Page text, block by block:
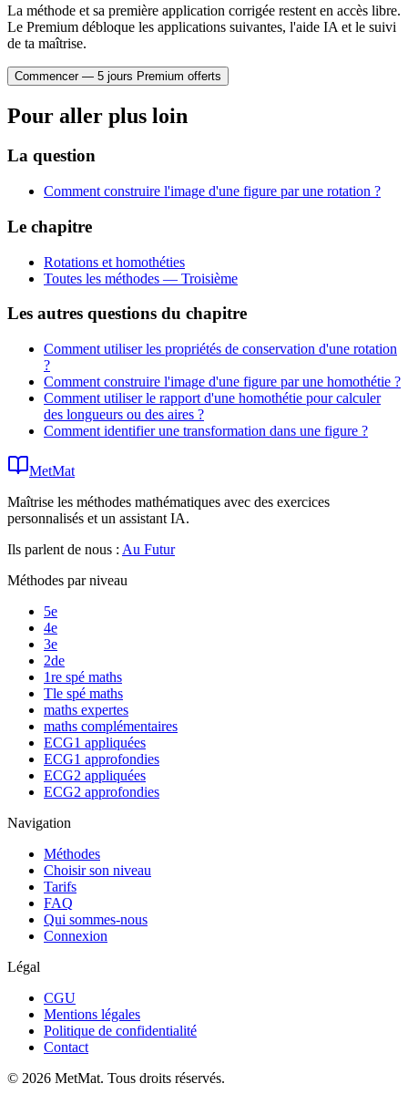
La méthode et sa première application corrigée restent en accès libre.
Le Premium débloque les applications suivantes, l'aide IA et le suivi
de ta maîtrise.
Commencer — 5 jours Premium offerts
Pour aller plus loin
La question
Comment construire l'image d'une figure par une rotation ?
Le chapitre
Rotations et homothéties
Toutes les méthodes — Troisième
Les autres questions du chapitre
Comment utiliser les propriétés de conservation d'une rotation
?
Comment construire l'image d'une figure par une homothétie ?
Comment utiliser le rapport d'une homothétie pour calculer
des longueurs ou des aires ?
Comment identifier une transformation dans une figure ?
MetMat
Maîtrise les méthodes mathématiques avec des exercices
personnalisés et un assistant IA.
Ils parlent de nous : Au Futur
Méthodes par niveau
5e
4e
3e
2de
1re spé maths
Tle spé maths
maths expertes
maths complémentaires
ECG1 appliquées
ECG1 approfondies
ECG2 appliquées
ECG2 approfondies
Navigation
Méthodes
Choisir son niveau
Tarifs
FAQ
Qui sommes-nous
Connexion
Légal
CGU
Mentions légales
Politique de confidentialité
Contact
© 2026 MetMat. Tous droits réservés.